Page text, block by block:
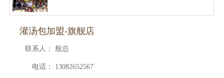
灌汤包加盟-旗舰店
联系人： 殷总
电话： 13082652567